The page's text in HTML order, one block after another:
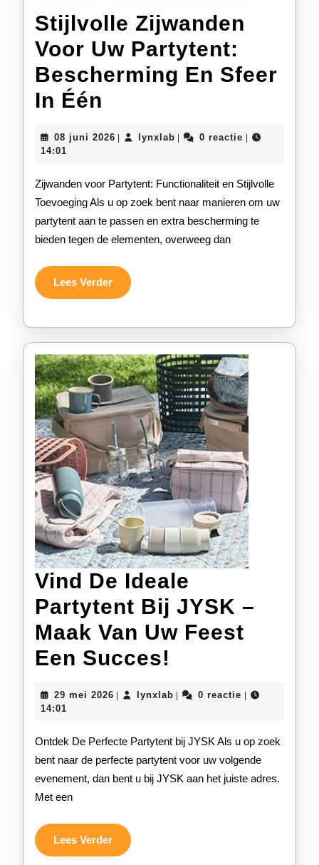
Stijlvolle Zijwanden
Voor Uw Partytent:
Bescherming En Sfeer
In Één
Voor
Uw
Partytent:
Bescherming
Sfeer
In
Één
08 juni 2026 08
lynxlablynxlab0 reactie
14:01
Zijwanden voor Partytent: Functionaliteit en Stijlvolle
Toevoeging Als u op zoek bent naar manieren om uw
partytent aan te passen en extra bescherming te
bieden tegen de elementen, overweeg dan
Lees VerderLees
Verder
Vind De Ideale
Partytent Bij JYSK –
Maak Van Uw Feest
Een Succes!
Ideale
Partytent
Bij
JYSK
29 mei 2026 29
lynxlablynxlab0 reactie
14:01
Ontdek De Perfecte Partytent bij JYSK Als u op zoek
bent naar de perfecte partytent voor uw volgende
evenement, dan bent u bij JYSK aan het juiste adres.
Met een
Lees VerderLees
Verder